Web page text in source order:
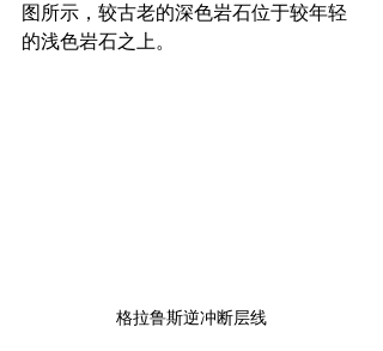
图所示，较古老的深色岩石位于较年轻
的浅色岩石之上。
格拉鲁斯逆冲断层线